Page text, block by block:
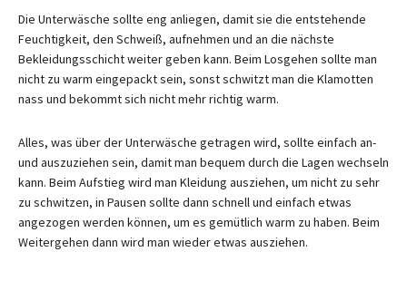
Die Unterwäsche sollte eng anliegen, damit sie die entstehende
Feuchtigkeit, den Schweiß, aufnehmen und an die nächste
Bekleidungsschicht weiter geben kann. Beim Losgehen sollte man
nicht zu warm eingepackt sein, sonst schwitzt man die Klamotten
nass und bekommt sich nicht mehr richtig warm.
Alles, was über der Unterwäsche getragen wird, sollte einfach an-
und auszuziehen sein, damit man bequem durch die Lagen wechseln
kann. Beim Aufstieg wird man Kleidung ausziehen, um nicht zu sehr
zu schwitzen, in Pausen sollte dann schnell und einfach etwas
angezogen werden können, um es gemütlich warm zu haben. Beim
Weitergehen dann wird man wieder etwas ausziehen.